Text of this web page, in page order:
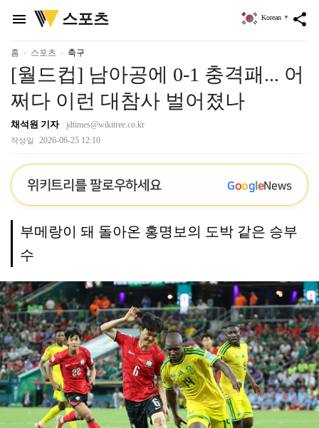
menu
위
키
리
스포츠 share
Korean ▼
홈 스포츠 축구
[월드컵] 남아공에 0-1 충격패... 어
쩌다 이런 대참사 벌어졌나
채석원 기자 jdtimes@wikitree.co.kr
작성일 2026-06-25 12:10
위키트리를 팔로우하세요 GoogleNews
부메랑이 돼 돌아온 홍명보의 도박 같은 승부
수